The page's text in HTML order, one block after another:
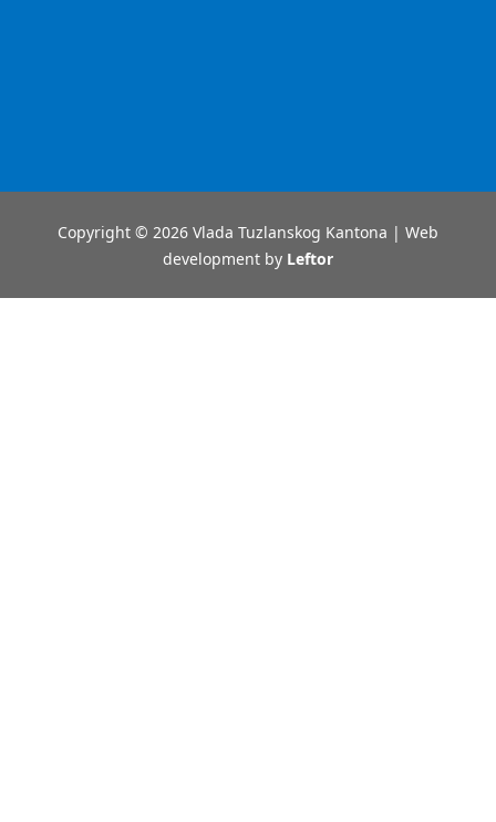
Copyright © 2026 Vlada Tuzlanskog Kantona | Web
development by Leftor